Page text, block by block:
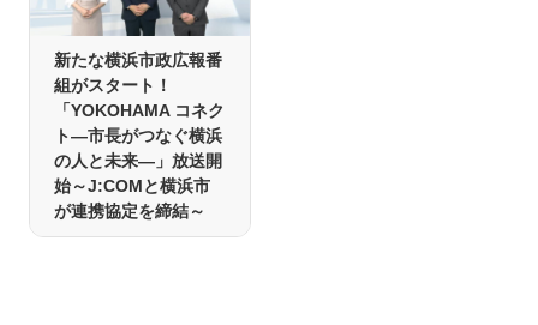
新たな横浜市政広報番
組がスタート！
「YOKOHAMA コネク
ト―市長がつなぐ横浜
の人と未来―」放送開
始～J:COMと横浜市
が連携協定を締結～